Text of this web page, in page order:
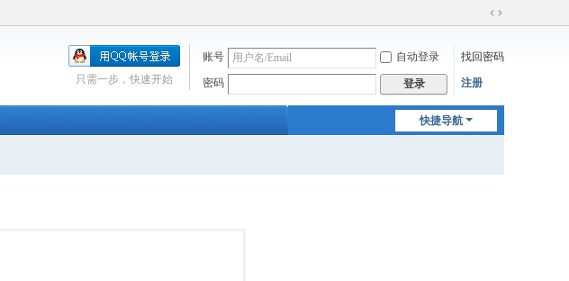
切
到
账号 自动登录 找回密码
密码 登录 注册
只需一步，快速开始
快捷导航